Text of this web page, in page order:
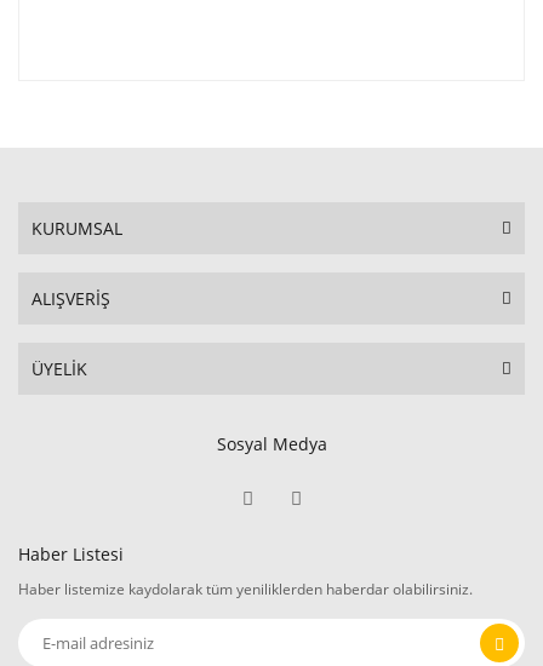
KURUMSAL
ALIŞVERİŞ
ÜYELİK
Sosyal Medya
Haber Listesi
Haber listemize kaydolarak tüm yeniliklerden haberdar olabilirsiniz.